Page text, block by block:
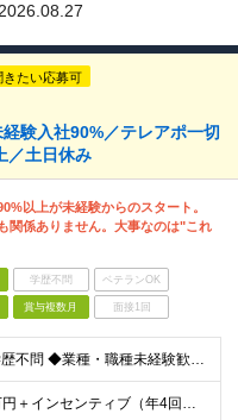
2026.08.27
きたい応募可
験入社90%／テレアポ一切
／土日休み
以上が未経験からのスタート。
関係ありません。大事なのは"これ
学歴不問 ベテランOK
賞与複数月 面接1回
【応募条件】 ◆学歴不問 ◆業種・職種未経験歓迎 ◆35歳以下の方（※若年層の長期キャリア形成のため） ＼入社者の多くが"人と関わる仕事"出身です！／ 「今の環境より、もっと成果にコミットしたい」
月給27万円～50万円＋インセンティブ（年4回／社内規定による）＋業績賞与（年1回） ※固定残業代(月35時間分/58,000円~)を含みます。超過分は別途支給。 ※残業平均時間：25時間以内 ※経験